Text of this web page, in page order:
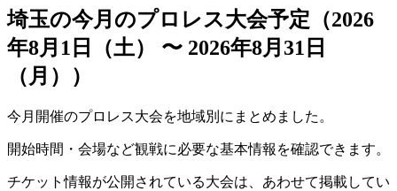
埼玉の今月のプロレス大会予定（2026
年8月1日（土） 〜 2026年8月31日
（月））
今月開催のプロレス大会を地域別にまとめました。
開始時間・会場など観戦に必要な基本情報を確認できます。
チケット情報が公開されている大会は、あわせて掲載してい